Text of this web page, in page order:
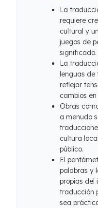
La
requiere
cultural y
juegos de
significado.
La
lenguas de
reflejar
cambios
Obras
a menudo
cultura
público.
El
palabras y
propias del
traducción
sea